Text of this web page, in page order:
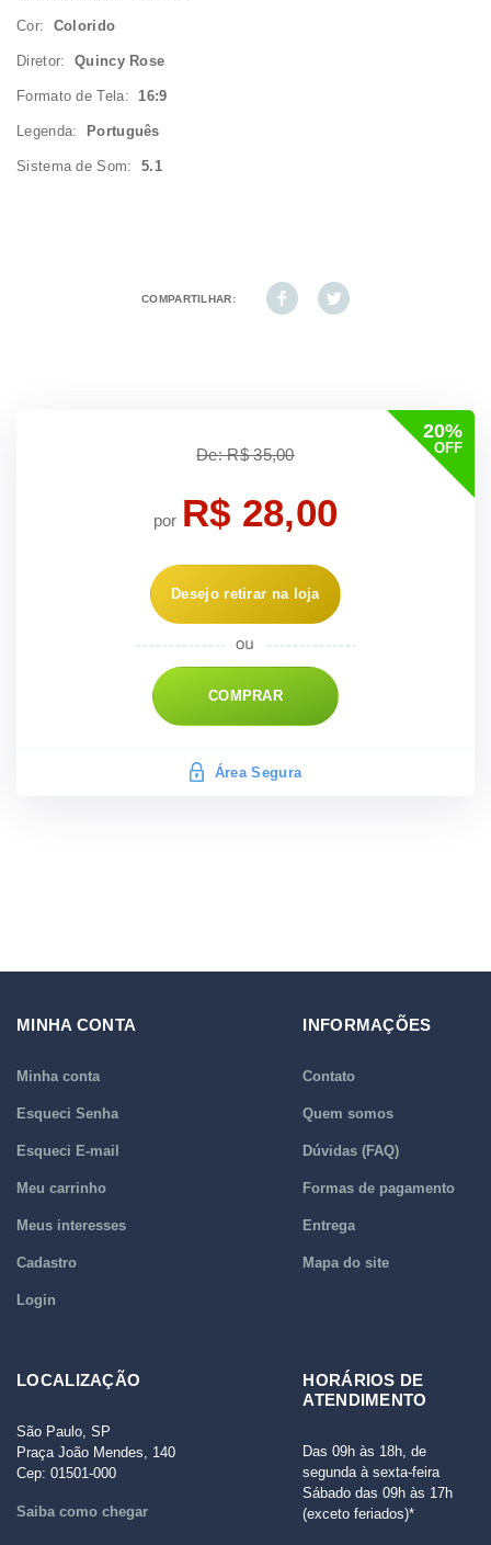
Cor: Colorido
Diretor: Quincy Rose
Formato de Tela: 16:9
Legenda: Português
Sistema de Som:5.1
COMPARTILHAR:
20%
OFF
De: R$ 35,00
por R$ 28,00
Desejo retirar na loja
COMPRAR
Área Segura
MINHA CONTA
Minha conta
Esqueci Senha
Esqueci E-mail
Meu carrinho
Meus interesses
Cadastro
Login
INFORMAÇÕES
Contato
Quem somos
Dúvidas (FAQ)
Formas de pagamento
Entrega
Mapa do site
LOCALIZAÇÃO
São Paulo, SP
Praça João Mendes, 140
Cep: 01501-000
Saiba como chegar
HORÁRIOS DE
ATENDIMENTO
Das 09h às 18h, de
segunda à sexta-feira
Sábado das 09h às 17h
(exceto feriados)*